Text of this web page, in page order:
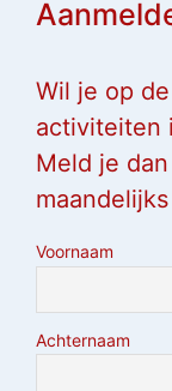
Wil je op
activiteiten
Meld je
Voornaam
Achternaam